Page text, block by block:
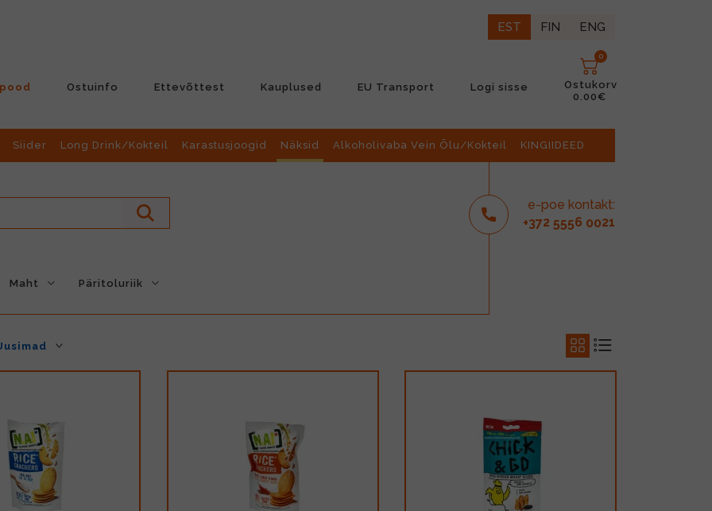
EST FIN ENG
Ostuinfo Ettevõttest Kauplused EU Transport Logi sisse
0
Ostukorv
0.00€
Siider Long Drink/Kokteil Karastusjoogid Näksid Alkoholivaba Vein Õlu/Kokteil KINGIIDEED
e-poe kontakt:
+372 5556 0021
Maht Päritoluriik